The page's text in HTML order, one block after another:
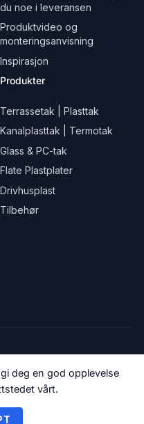
du noe i leveransen
Produktvideo og
monteringsanvisning
Inspirasjon
Produkter
Terrassetak | Plasttak
Kanalplasttak | Termotak
Glass & PC-tak
Flate Plastplater
Drivhusplast
Tilbehør
deg en god opplevelse
vårt.